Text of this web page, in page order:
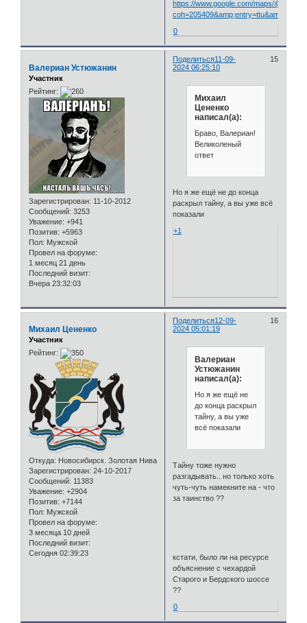
https://www.google.com/maps/
0
Поделиться 15
11-09-
2024 06:25:10
Валериан Устюжанин
Участник
Рейтинг:
Зарегистрирован: 11-10-2012
Сообщений: 3253
Уважение: +941
Позитив: +5963
Пол: Мужской
Провел на форуме:
1 месяц 21 день
Последний визит:
Вчера 23:32:03
Михаил
Цененко
написал(а):
Браво, Валериан!
Великоленый
ответ
Но я же ещё не до конца
раскрыл тайну, а вы уже всё
показали
+1
Поделиться 16
12-09-
2024 05:01:19
Михаил Цененко
Участник
Рейтинг:
Откуда: Новосибирск. Золотая Нива
Зарегистрирован: 24-10-2017
Сообщений: 11383
Уважение: +2904
Позитив: +7144
Пол: Мужской
Провел на форуме:
3 месяца 10 дней
Последний визит:
Сегодня 02:39:23
Валериан
Устюжанин
написал(а):
Но я же ещё не
до конца раскрыл
тайну, а вы уже
всё показали
Тайну тоже нужно
разгадывать.. но только хоть
чуть-чуть намекните на - что
за таинство ??
кстати, было ли на ресурсе
объяснение с чехардой
Старого и Бердского шоссе
??
0